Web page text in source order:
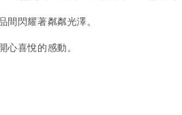
閃耀著粼粼光澤。
喜悅的感動。